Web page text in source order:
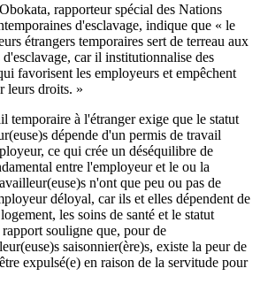
rapporteur spécial des Nations
d'esclavage, indique que « le
étrangers temporaires sert de terreau aux
car il institutionnalise des
favorisent les employeurs et empêchent
leurs droits. »
temporaire à l'étranger exige que le statut
dépende d'un permis de travail
ce qui crée un déséquilibre de
entre l'employeur et le ou la
n'ont que peu ou pas de
déloyal, car ils et elles dépendent de
les soins de santé et le statut
souligne que, pour de
saisonnier(ère)s, existe la peur de
expulsé(e) en raison de la servitude pour